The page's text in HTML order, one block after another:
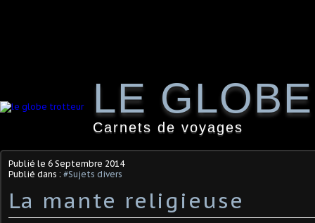
LE
Carnets de voyages
Publié le 6 Septembre 2014
Publié dans : #Sujets divers
La mante religieuse